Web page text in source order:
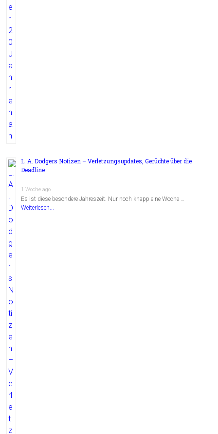
L. A. Dodgers Notizen – Verletzungsupdates, Gerüchte über die
Deadline
1 Woche ago
Es ist diese besondere Jahreszeit. Nur noch knapp eine Woche …
Weiterlesen...